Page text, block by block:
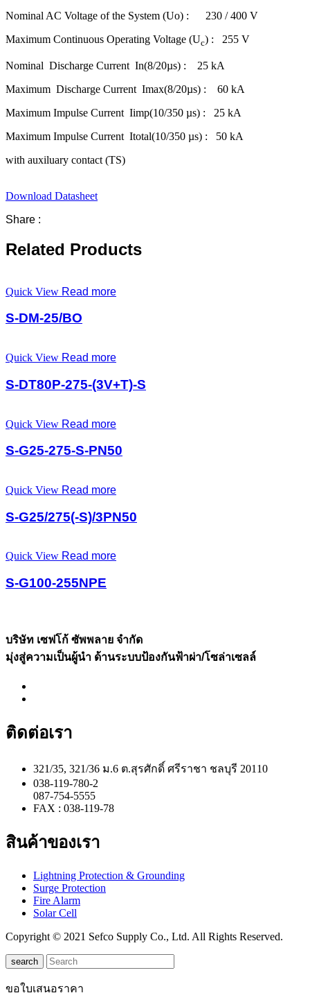
Nominal AC Voltage of the System (Uo) : 230 / 400 V
Maximum Continuous Operating Voltage (Uc) : 255 V
Nominal Discharge Current In(8/20µs) : 25 kA
Maximum Discharge Current Imax(8/20µs) : 60 kA
Maximum Impulse Current Iimp(10/350 µs) : 25 kA
Maximum Impulse Current Itotal(10/350 µs) : 50 kA
with auxiluary contact (TS)
Download Datasheet
Share :
Related Products
Quick View Read more
S-DM-25/BO
Quick View Read more
S-DT80P-275-(3V+T)-S
Quick View Read more
S-G25-275-S-PN50
Quick View Read more
S-G25/275(-S)/3PN50
Quick View Read more
S-G100-255NPE
บริษัท เซฟโก้ ซัพพลาย จำกัด
มุ่งสู่ความเป็นผู้นำ ด้านระบบป้องกันฟ้าผ่า/โซล่าเซลล์
ติดต่อเรา
321/35, 321/36 ม.6 ต.สุรศักดิ์ ศรีราชา ชลบุรี 20110
038-119-780-2
087-754-5555
FAX : 038-119-78
สินค้าของเรา
Lightning Protection & Grounding
Surge Protection
Fire Alarm
Solar Cell
Copyright © 2021 Sefco Supply Co., Ltd. All Rights Reserved.
search
ขอใบเสนอราคา